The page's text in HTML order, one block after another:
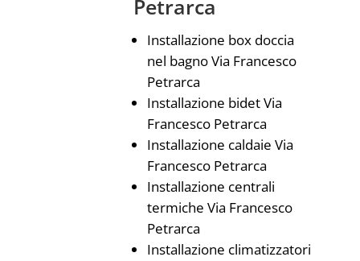
Petrarca
Installazione box doccia
nel bagno Via Francesco
Petrarca
Installazione bidet Via
Francesco Petrarca
Installazione caldaie Via
Francesco Petrarca
Installazione centrali
termiche Via Francesco
Petrarca
Installazione climatizzatori